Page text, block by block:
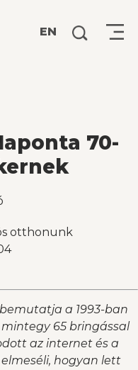
EN Keresés:
70-
otthonunk
a 1993-ban
65 bringással
az internet és a
hogyan lett